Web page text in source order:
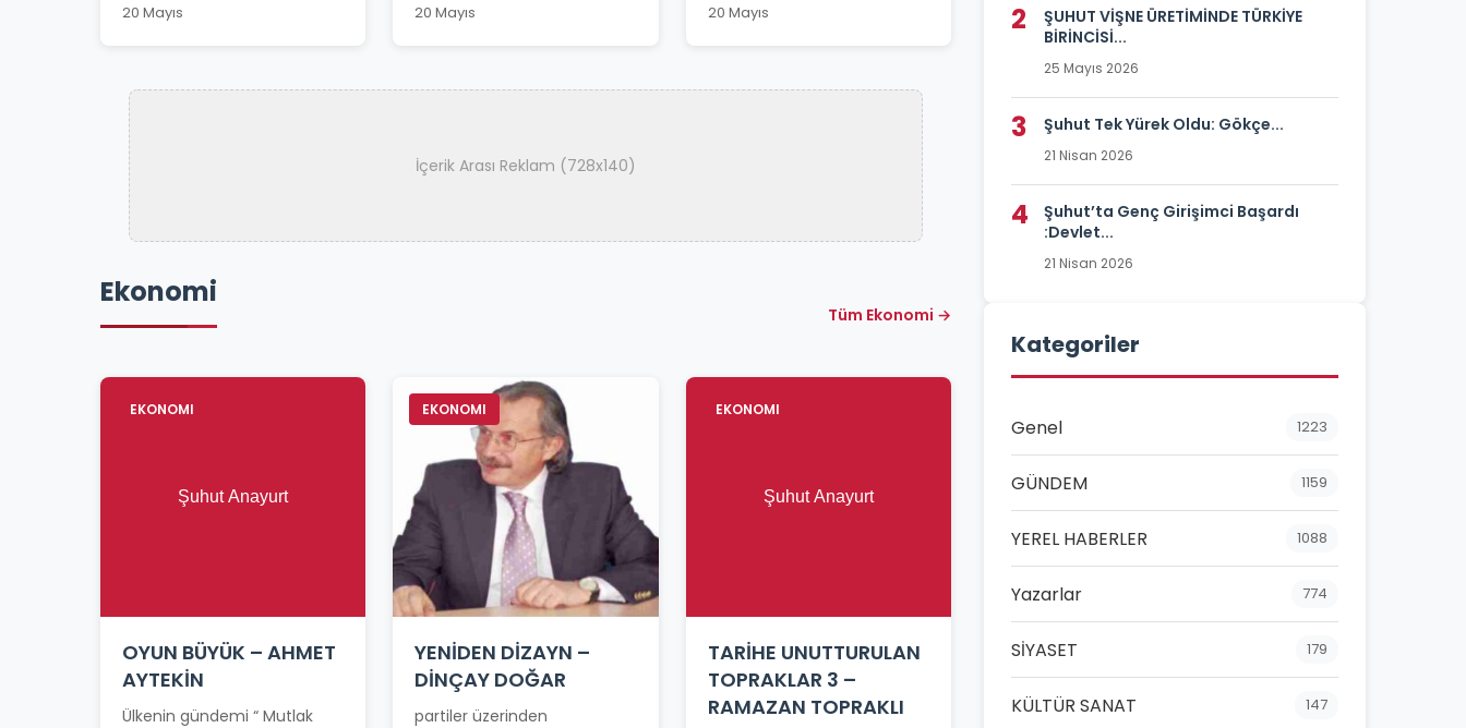
20 Mayıs 20 Mayıs 20 Mayıs
İçerik Arası Reklam (728x140)
Ekonomi
Tüm Ekonomi →
EKONOMI
OYUN BÜYÜK – AHMET
AYTEKİN
Ülkenin gündemi “ Mutlak
EKONOMI
YENİDEN DİZAYN –
DİNÇAY DOĞAR
partiler üzerinden
EKONOMI
TARİHE UNUTTURULAN
TOPRAKLAR 3 –
RAMAZAN TOPRAKLI
2
ŞUHUT VİŞNE ÜRETİMİNDE TÜRKİYE
BİRİNCİSİ...
25 Mayıs 2026
3 Şuhut Tek Yürek Oldu: Gökçe...
21 Nisan 2026
4
Şuhut’ta Genç Girişimci Başardı
:Devlet...
21 Nisan 2026
Kategoriler
Genel 1223
GÜNDEM 1159
YEREL HABERLER 1088
Yazarlar 774
SİYASET 179
KÜLTÜR SANAT 147